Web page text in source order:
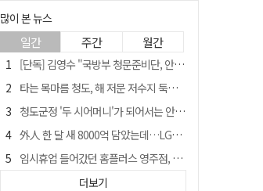
많이 본 뉴스
일간 주간 월간
[단독] 김영수 "국방부 청문준비단, 안규백 탈영 알고있었다"
타는 목마름 청도, 해 저문 저수지 둑에 군수가 서 있었다
청도군정 '두 시어머니'가 되어서는 안된다
外人 한 달 새 8000억 담았는데…LG이노텍 목표주가는 왜 엇갈릴까
임시휴업 들어갔던 홈플러스 영주점, 7일 영업 재개…지하 1층만 운영
신세계사이먼, 대구 아울렛 토지매매 계약 체결… 사업 본궤도
더보기